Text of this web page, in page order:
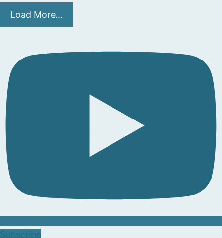
Load More...